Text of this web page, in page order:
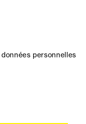
personnelles